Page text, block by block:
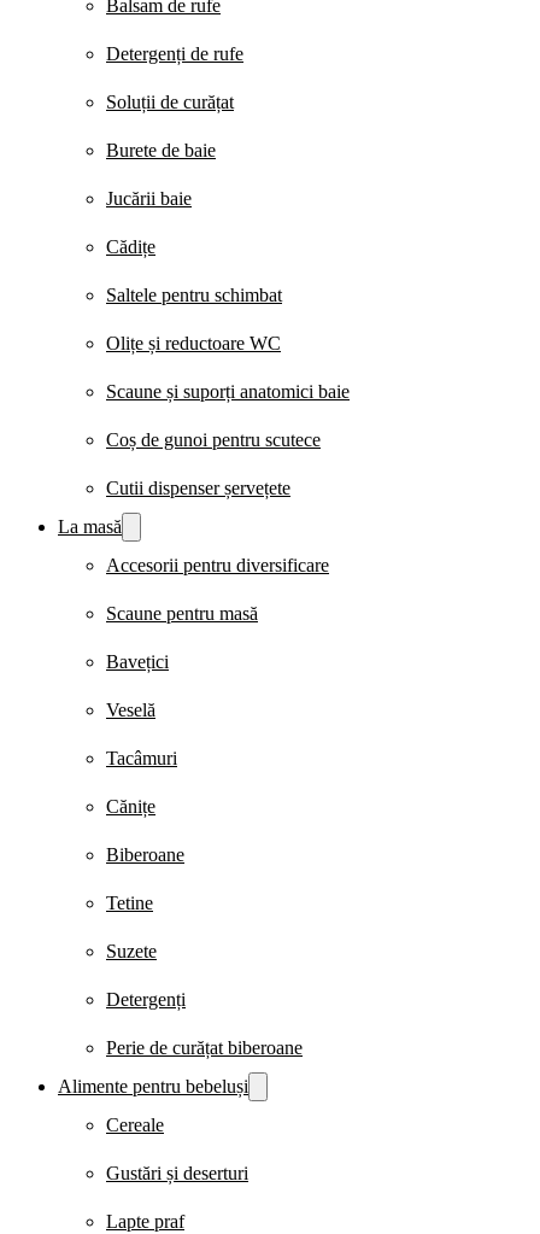
Balsam de rufe
Detergenți de rufe
Soluții de curățat
Burete de baie
Jucării baie
Cădițe
Saltele pentru schimbat
Olițe și reductoare WC
Scaune și suporți anatomici baie
Coș de gunoi pentru scutece
Cutii dispenser șervețete
La masă
Accesorii pentru diversificare
Scaune pentru masă
Bavețici
Veselă
Tacâmuri
Cănițe
Biberoane
Tetine
Suzete
Detergenți
Perie de curățat biberoane
Alimente pentru bebeluși
Cereale
Gustări și deserturi
Lapte praf